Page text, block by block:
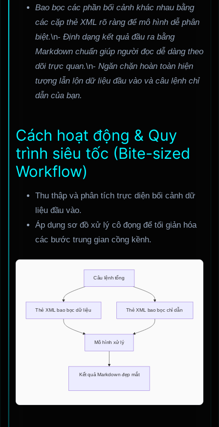
Bao bọc các phần bối cảnh khác nhau bằng
các cặp thẻ XML rõ ràng để mô hình dễ phân
biệt.\n- Định dạng kết quả đầu ra bằng
Markdown chuẩn giúp người đọc dễ dàng theo
dõi trực quan.\n- Ngăn chặn hoàn toàn hiện
tượng lẫn lộn dữ liệu đầu vào và câu lệnh chỉ
dẫn của bạn.
Cách hoạt động & Quy
trình siêu tốc (Bite-sized
Workflow)
Thu thập và phân tích trực diện bối cảnh dữ
liệu đầu vào.
Áp dụng sơ đồ xử lý cô đọng để tối giản hóa
các bước trung gian cồng kềnh.